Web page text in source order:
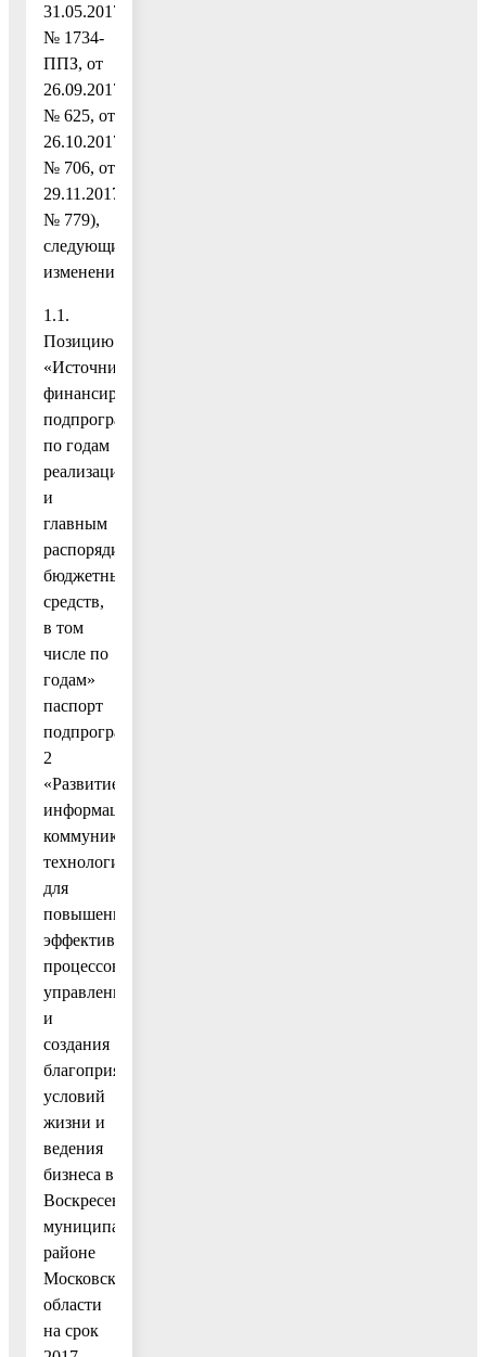
31.05.2017
№ 1734-
ППЗ, от
26.09.2017
№ 625, от
26.10.2017
№ 706, от
29.11.2017
№ 779),
следующие
изменения:
1.1.
Позицию
«Источники
финансирования
подпрограммы
по годам
реализации
и
главным
распорядителям
бюджетных
средств,
в том
числе по
годам»
паспорт
подпрограммы
2
«Развитие
информационно-
коммуникационных
технологий
для
повышения
эффективности
процессов
управления
и
создания
благоприятных
условий
жизни и
ведения
бизнеса в
Воскресенском
муниципальном
районе
Московской
области
на срок